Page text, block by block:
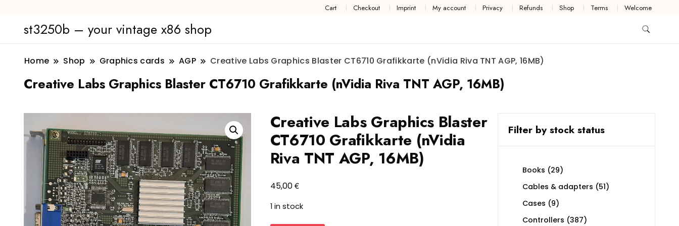
Cart Checkout Imprint My account Privacy Refunds Shop Terms Welcome
st3250b – your vintage x86 shop
Home Shop Graphics cards AGP Creative Labs Graphics Blaster CT6710 Grafikkarte (nVidia Riva TNT AGP, 16MB)
Creative Labs Graphics Blaster CT6710 Grafikkarte (nVidia Riva TNT AGP, 16MB)
Creative Labs Graphics Blaster
CT6710 Grafikkarte (nVidia
Riva TNT AGP, 16MB)
45,00€
1 in stock
Filter by stock status
Books 2929
Cables & adapters 5151
Cases 99
products
Controllers 387387